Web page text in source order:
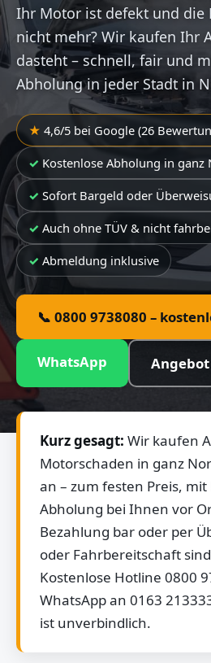
Ihr Motor ist defekt und die
nicht mehr? Wir kaufen Ihr
dasteht – schnell, fair und
Abholung in jeder Stadt in
4,6/5 bei Google (26
Kostenlose Abholung in ganz
Sofort Bargeld oder
Auch ohne TÜV & nicht
Abmeldung inklusive
📞 0800 9738080 –
WhatsApp
Kurz gesagt: Wir kaufen
Motorschaden in ganz
an – zum festen Preis,
Abholung bei Ihnen vor
Bezahlung bar oder per
oder Fahrbereitschaft
Kostenlose Hotline 0800
WhatsApp an 0163
ist unverbindlich.